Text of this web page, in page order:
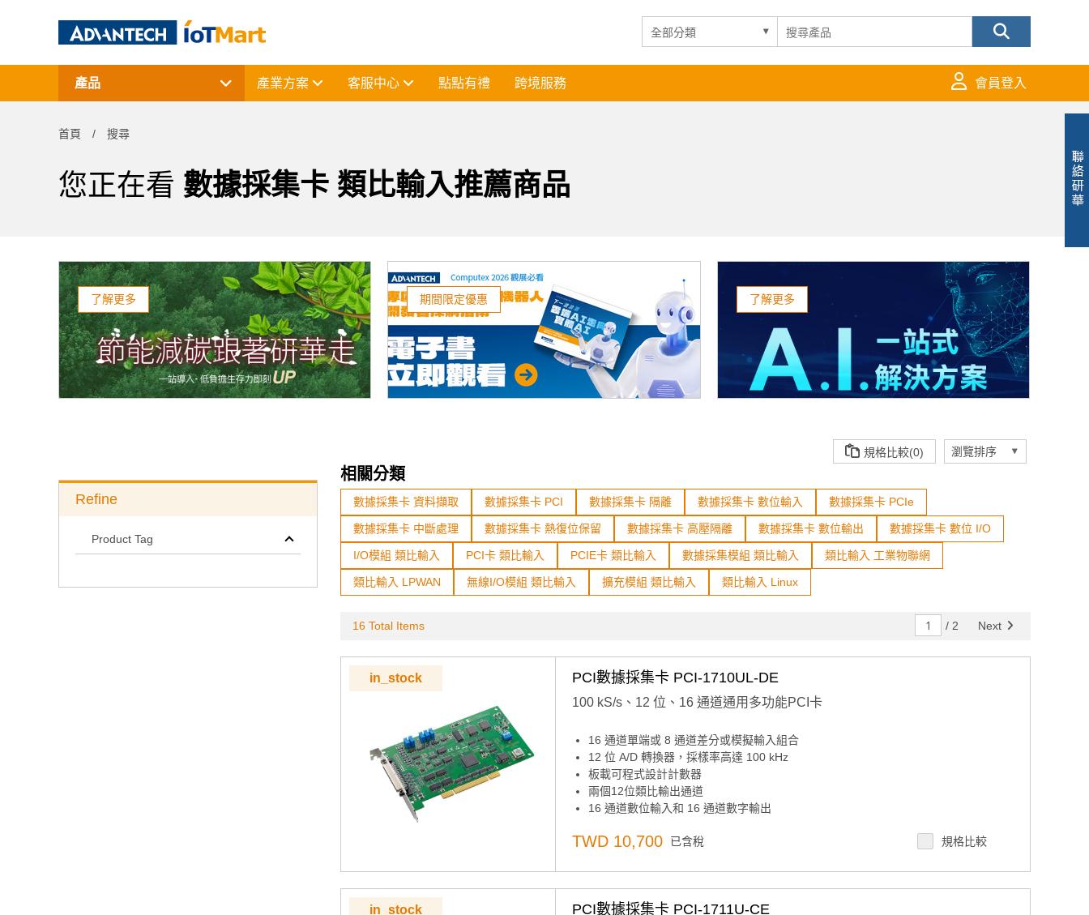
產品 產業方案 客服中心 點點有禮 跨境服務 會員登入
電腦平台
周邊應用組件
授權軟體與研華課程
首頁 搜尋
您正在看 數據採集卡 類比輸入推薦商品
了解更多 期間限定優惠 了解更多
規格比較(0)
Refine
Product Tag
相關分類
數據採集卡 資料擷取 數據採集卡 PCI 數據採集卡 隔離 數據採集卡 數位輸入 數據採集卡 PCIe
數據採集卡 中斷處理 數據採集卡 熱復位保留 數據採集卡 高壓隔離 數據採集卡 數位輸出 數據採集卡 數位 I/O
I/O模組 類比輸入 PCI卡 類比輸入 PCIE卡 類比輸入 數據採集模組 類比輸入 類比輸入 工業物聯網
類比輸入 LPWAN 無線I/O模組 類比輸入 擴充模組 類比輸入 類比輸入 Linux
16 Total Items / 2 Next
in_stock PCI數據採集卡 PCI-1710UL-DE
100 kS/s、12 位、16 通道通用多功能PCI卡
16 通道單端或 8 通道差分或模擬輸入組合
12 位 A/D 轉換器，採樣率高達 100 kHz
板載可程式設計計數器
兩個12位類比輸出通道
16 通道數位輸入和 16 通道數字輸出
板載先進先出記憶體（4，096 個樣本）
主機板ID™開關
TWD 10,700 已含稅 規格比較
in_stock PCI數據採集卡 PCI-1711U-CE